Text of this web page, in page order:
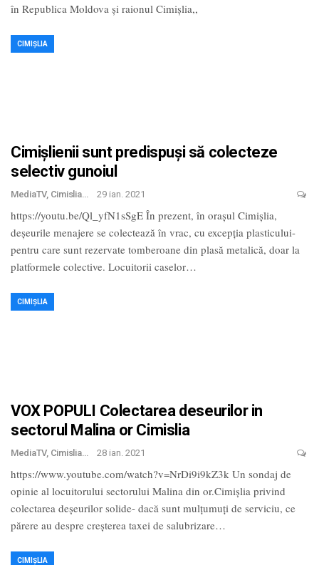
în Republica Moldova și raionul Cimișlia,,
CIMIȘLIA
Cimișlienii sunt predispuși să colecteze
selectiv gunoiul
MediaTV, Cimislia 29 ian. 2021
https://youtu.be/Ql_yfN1sSgE În prezent, în orașul Cimișlia,
deșeurile menajere se colectează în vrac, cu excepția plasticului-
pentru care sunt rezervate tomberoane din plasă metalică, doar la
platformele colective. Locuitorii caselor…
CIMIȘLIA
VOX POPULI Colectarea deseurilor in
sectorul Malina or Cimislia
MediaTV, Cimislia 28 ian. 2021
https://www.youtube.com/watch?v=NrDi9i9kZ3k Un sondaj de
opinie al locuitorului sectorului Malina din or.Cimișlia privind
colectarea deșeurilor solide- dacă sunt mulțumuți de serviciu, ce
părere au despre creșterea taxei de salubrizare…
CIMIȘLIA